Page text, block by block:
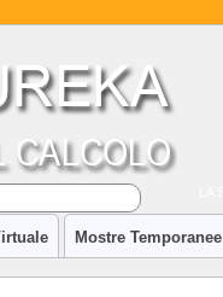
Mostre Temporanee